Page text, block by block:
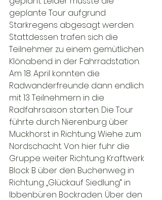
geplante Tour aufgrund
Starkregens abgesagt werden.
Stattdessen trafen sich die
Teilnehmer zu einem gemütlichen
Klönabend in der Fahrradstation.
Am 18. April konnten die
Radwanderfreunde dann endlich
mit 13 Teilnehmern in die
Radfahrsaison starten. Die Tour
führte durch Nierenburg über
Muckhorst in Richtung Wiehe zum
Nordschacht. Von hier fuhr die
Gruppe weiter Richtung Kraftwerk
Block B über den Buchenweg in
Richtung „Glückauf Siedlung“ in
Ibbenbüren Bockraden. Über den